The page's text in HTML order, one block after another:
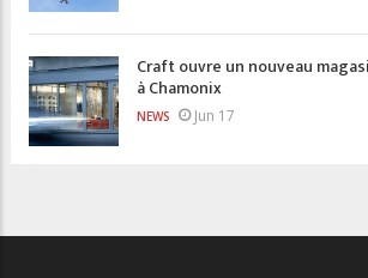
Craft ouvre un nouveau
à Chamonix
NEWS Jun 17